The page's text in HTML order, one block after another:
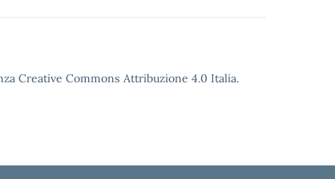
Creative Commons Attribuzione 4.0 Italia.